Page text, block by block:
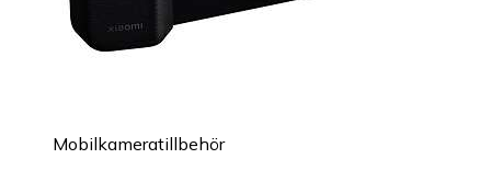
Mobilkameratillbehör